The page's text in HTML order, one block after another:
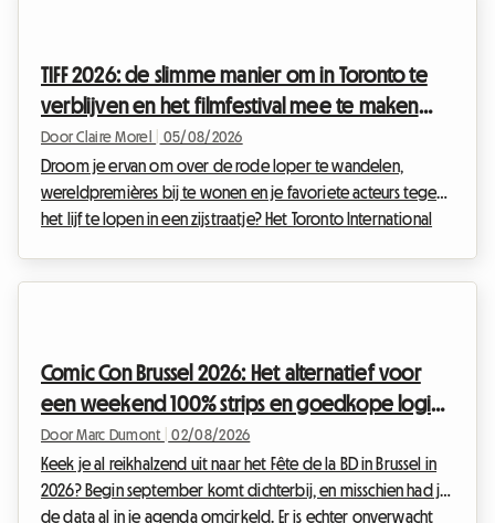
te ontdekken. Er staat echter vaak een groot ob...
TIFF 2026: de slimme manier om in Toronto te
verblijven en het filmfestival mee te maken
zonder een fortuin uit te geven
Door Claire Morel 05/08/2026
Droom je ervan om over de rode loper te wandelen,
wereldpremières bij te wonen en je favoriete acteurs tegen
het lijf te lopen in een zijstraatje? Het Toronto International
cruciaal het is om een comfortabel onderkomen te v...
Comic Con Brussel 2026: Het alternatief voor
een weekend 100% strips en goedkope logies
bij Roomlala
Door Marc Dumont 02/08/2026
Keek je al reikhalzend uit naar het Fête de la BD in Brussel in
2026? Begin september komt dichterbij, en misschien had je
de data al in je agenda omcirkeld. Er is echter onverwacht